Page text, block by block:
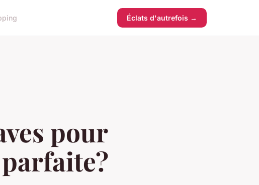
Éclats d'autrefois →
pour